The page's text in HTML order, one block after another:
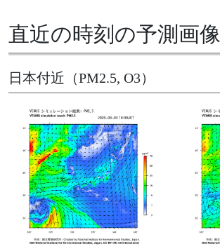
直近の時刻の予測画像
日本付近（PM2.5, O3）